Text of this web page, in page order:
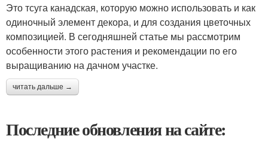
Это тсуга канадская, которую можно использовать и как
одиночный элемент декора, и для создания цветочных
композицией. В сегодняшней статье мы рассмотрим
особенности этого растения и рекомендации по его
выращиванию на дачном участке.
читать дальше →
Последние обновления на сайте: